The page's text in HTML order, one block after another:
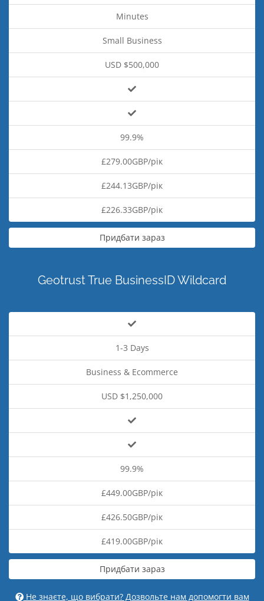
Minutes
Small Business
USD $500,000
99.9%
£279.00GBP/рік
£244.13GBP/рік
£226.33GBP/рік
Придбати зараз
Geotrust True BusinessID Wildcard
1-3 Days
Business & Ecommerce
USD $1,250,000
99.9%
£449.00GBP/рік
£426.50GBP/рік
£419.00GBP/рік
Придбати зараз
Не знаєте, що вибрати? Дозвольте нам допомогти вам